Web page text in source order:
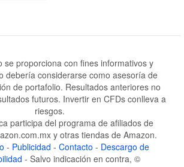
se proporciona con fines informativos y
debería considerarse como asesoría de
de portafolio. Resultados anteriores no
futuros. Invertir en CFDs conlleva a
riesgos.
participa del programa de afiliados de
y otras tiendas de Amazon.
- Publicidad - Contacto - Descargo de
- Salvo indicación en contra, ©